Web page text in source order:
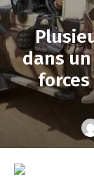
dans